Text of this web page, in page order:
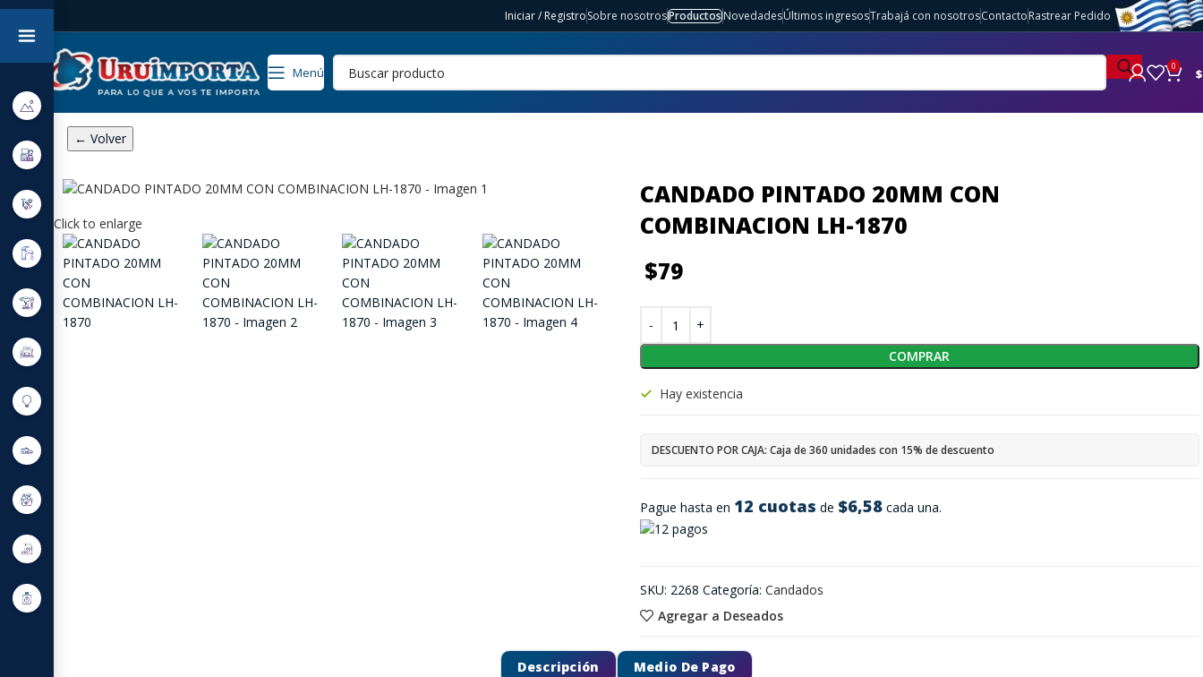
Iniciar / RegistroSobre nosotrosProductosNovedadesÚltimos ingresosTrabajá con nosotrosContactoRastrear Pedido
Menú 0 $
← Volver
Click to enlarge
CANDADO PINTADO 20MM CON
COMBINACION LH-1870
$79
Pague hasta en 12 cuotas de $6,58cada una.
Hay existencia
DESCUENTO POR CAJA: Caja de 360 unidades con 15% de descuento
COMPRAR
Agregar a Deseados
SKU: 2268 Categoría: Candados
Descripción Medio De Pago